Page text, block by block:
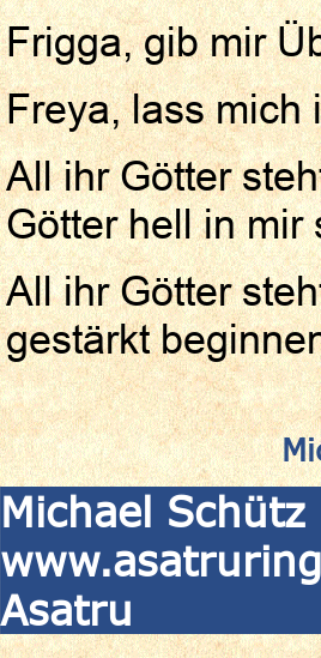
Frigga, gib mir
Freya, lass mich
All ihr Götter
Götter hell in mir
All ihr Götter
gestärkt
Michael
Asatru